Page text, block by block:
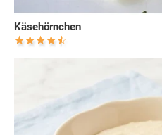
Käsehörnchen